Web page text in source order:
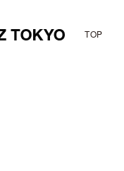
TOP